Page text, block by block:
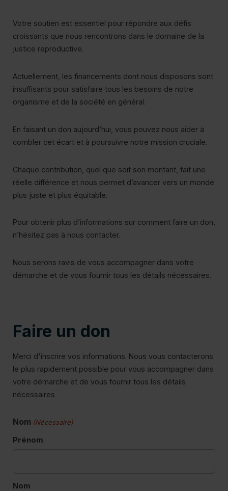
Votre soutien est essentiel pour répondre aux défis
croissants que nous rencontrons dans le domaine de la
justice reproductive.
Actuellement, les financements dont nous disposons sont
insuffisants pour satisfaire tous les besoins de notre
organisme et de la société en général.
En faisant un don aujourd’hui, vous pouvez nous aider à
combler cet écart et à poursuivre notre mission cruciale.
Chaque contribution, quel que soit son montant, fait une
réelle différence et nous permet d’avancer vers un monde
plus juste et plus équitable.
Pour obtenir plus d’informations sur comment faire un don,
n’hésitez pas à nous contacter.
Nous serons ravis de vous accompagner dans votre
démarche et de vous fournir tous les détails nécessaires.
Faire un don
Merci d'inscrire vos informations. Nous vous contacterons
le plus rapidement possible pour vous accompagner dans
votre démarche et de vous fournir tous les détails
nécessaires
Nom (Nécessaire)
Prénom
Nom